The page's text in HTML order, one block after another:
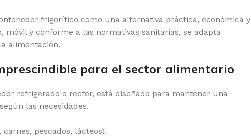
frigorífico como una alternativa práctica, económica y
y conforme a las normativas sanitarias, se adapta
alimentación.
para el sector alimentario
refrigerado o reefer, está diseñado para mantener una
las necesidades.
pescados, lácteos).